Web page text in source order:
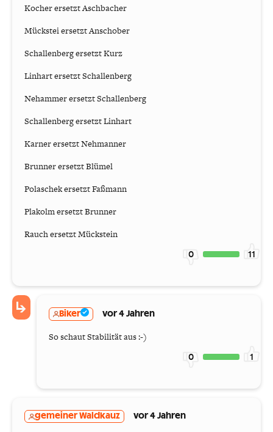
Kocher ersetzt Aschbacher
Mückstei ersetzt Anschober
Schallenberg ersetzt Kurz
Linhart ersetzt Schallenberg
Nehammer ersetzt Schallenberg
Schallenberg ersetzt Linhart
Karner ersetzt Nehmanner
Brunner ersetzt Blümel
Polaschek ersetzt Faßmann
Plakolm ersetzt Brunner
Rauch ersetzt Mückstein
0 11
Biker vor 4 Jahren
So schaut Stabilität aus :-)
0 1
gemeiner Waldkauz vor 4 Jahren